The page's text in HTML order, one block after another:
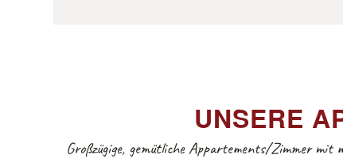
UNSERE
Großzügige, gemütliche Appartements/Zimmer